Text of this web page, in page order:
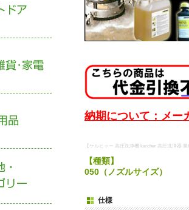
納期について：メー
【ケルヒャー 高圧洗浄機 karcher 高圧洗浄器
【種類】
050（ノズルサイズ）
仕様